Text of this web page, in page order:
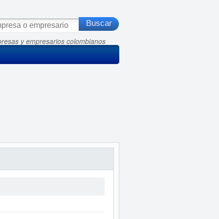
y empresarios colombianos